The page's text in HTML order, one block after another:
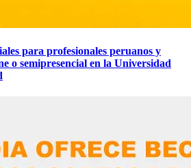
para profesionales peruanos y
o semipresencial en la Universidad